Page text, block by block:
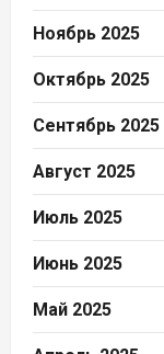
Ноябрь 2025
Октябрь 2025
Сентябрь 2025
Август 2025
Июль 2025
Июнь 2025
Май 2025